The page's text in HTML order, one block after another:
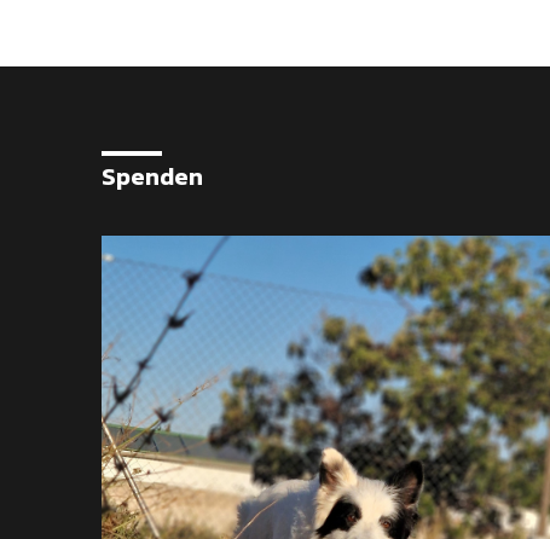
Spenden